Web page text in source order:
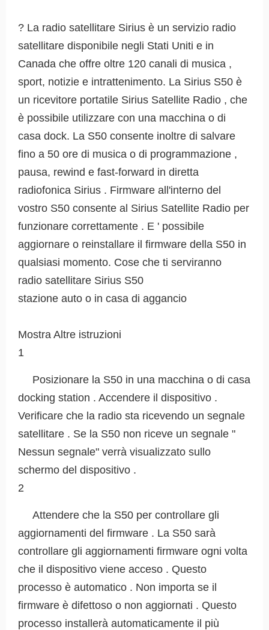
? La radio satellitare Sirius è un servizio radio
satellitare disponibile negli Stati Uniti e in
Canada che offre oltre 120 canali di musica ,
sport, notizie e intrattenimento. La Sirius S50 è
un ricevitore portatile Sirius Satellite Radio , che
è possibile utilizzare con una macchina o di
casa dock. La S50 consente inoltre di salvare
fino a 50 ore di musica o di programmazione ,
pausa, rewind e fast-forward in diretta
radiofonica Sirius . Firmware all'interno del
vostro S50 consente al Sirius Satellite Radio per
funzionare correttamente . E ' possibile
aggiornare o reinstallare il firmware della S50 in
qualsiasi momento. Cose che ti serviranno
radio satellitare Sirius S50
stazione auto o in casa di aggancio
Mostra Altre istruzioni
1
Posizionare la S50 in una macchina o di casa
docking station . Accendere il dispositivo .
Verificare che la radio sta ricevendo un segnale
satellitare . Se la S50 non riceve un segnale "
Nessun segnale" verrà visualizzato sullo
schermo del dispositivo .
2
Attendere che la S50 per controllare gli
aggiornamenti del firmware . La S50 sarà
controllare gli aggiornamenti firmware ogni volta
che il dispositivo viene acceso . Questo
processo è automatico . Non importa se il
firmware è difettoso o non aggiornati . Questo
processo installerà automaticamente il più